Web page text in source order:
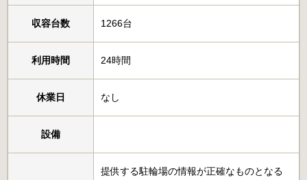
収容台数 1266台
利用時間 24時間
休業日 なし
設備
提供する駐輪場の情報が正確なものとなる